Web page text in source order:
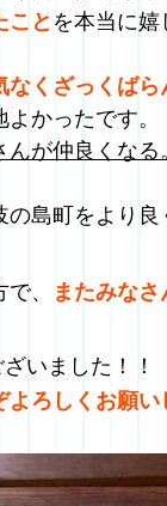
こと を本当に
なくざっくばら
かったです。
んが仲良くなる
の島町をより良
、
またみな
いました！！
ろしくお願い